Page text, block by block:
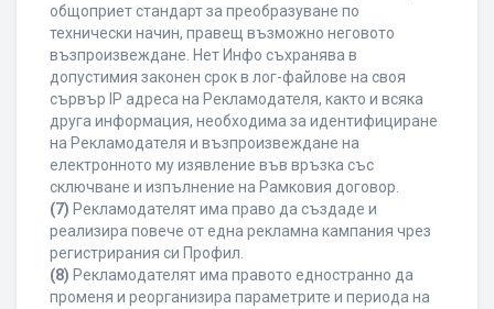
общоприет стандарт за преобразуване по
технически начин, правещ възможно неговото
възпроизвеждане. Нет Инфо съхранява в
допустимия законен срок в лог-файлове на своя
сървър IP адреса на Рекламодателя, както и всяка
друга информация, необходима за идентифициране
на Рекламодателя и възпроизвеждане на
електронното му изявление във връзка със
сключване и изпълнение на Рамковия договор.
(7) Рекламодателят има право да създаде и
реализира повече от една рекламна кампания чрез
регистрирания си Профил.
(8) Рекламодателят има правото едностранно да
променя и реорганизира параметрите и периода на